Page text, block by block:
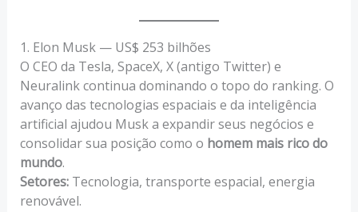
1. Elon Musk — US$ 253 bilhões
O CEO da Tesla, SpaceX, X (antigo Twitter) e
Neuralink continua dominando o topo do ranking. O
avanço das tecnologias espaciais e da inteligência
artificial ajudou Musk a expandir seus negócios e
consolidar sua posição como o homem mais rico do
mundo.
Setores:Tecnologia, transporte espacial, energia
renovável.